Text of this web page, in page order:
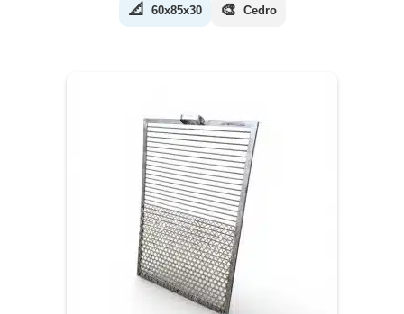
📐 60x85x30 🎨 Cedro